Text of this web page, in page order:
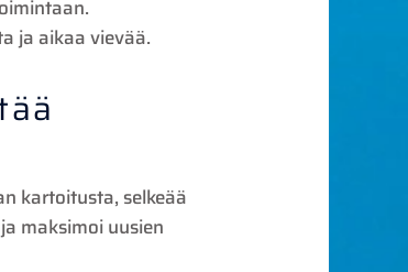
ja aikaa vievää.
kartoitusta, selkeää
maksimoi uusien